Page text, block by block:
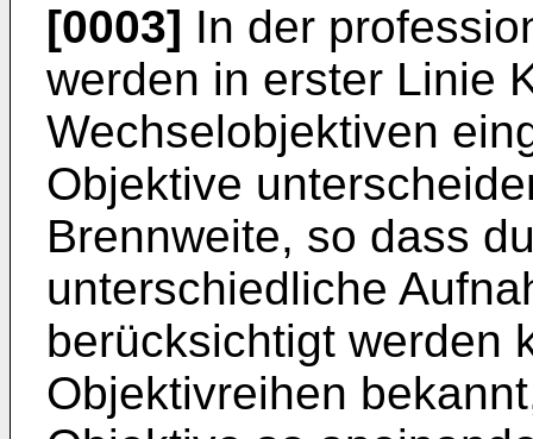
[0003] In der
werden in erster Linie
Wechselobjektiven
Objektive
Brennweite, so dass
unterschiedliche
berücksichtigt werden
Objektivreihen